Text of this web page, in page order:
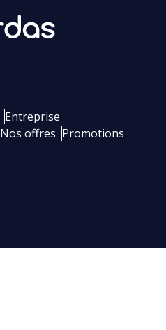
Entreprise
Nos offres Promotions